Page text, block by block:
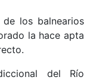
los balnearios
la hace apta
del Río